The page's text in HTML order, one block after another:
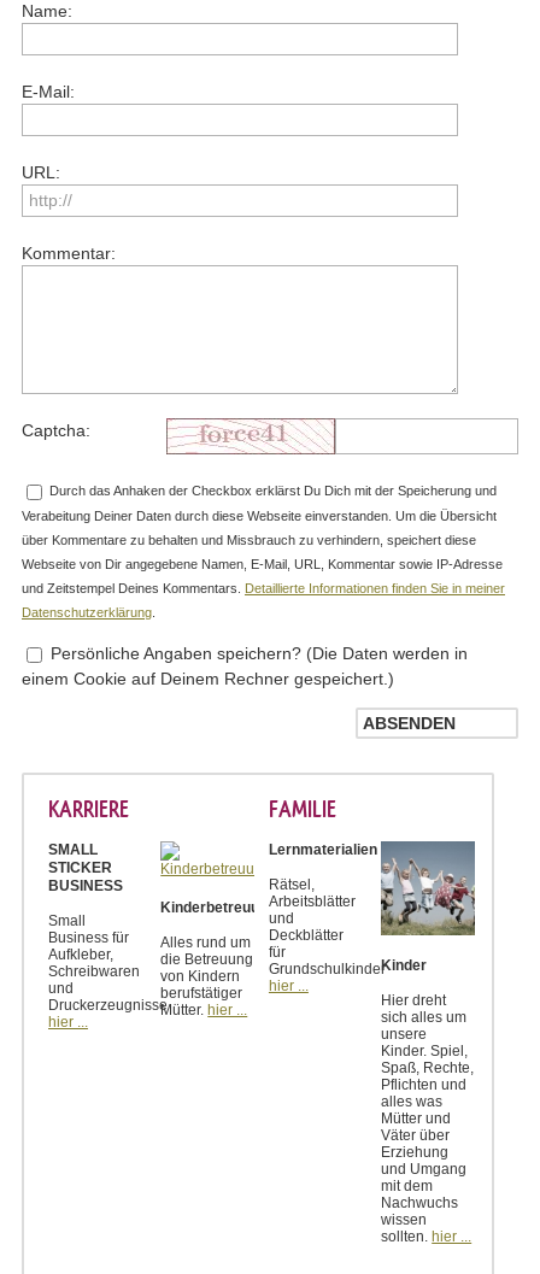
Name:
E-Mail:
URL:
Kommentar:
Captcha:
Durch das Anhaken der Checkbox erklärst Du Dich mit der Speicherung und
Verabeitung Deiner Daten durch diese Webseite einverstanden. Um die Übersicht
über Kommentare zu behalten und Missbrauch zu verhindern, speichert diese
Webseite von Dir angegebene Namen, E-Mail, URL, Kommentar sowie IP-Adresse
und Zeitstempel Deines Kommentars. Detaillierte Informationen finden Sie in meiner
Datenschutzerklärung
Persönliche Angaben speichern? (Die Daten werden in
einem Cookie auf Deinem Rechner gespeichert.)
KARRIERE
SMALL
STICKER
BUSINESS
Small
Business für
Aufkleber,
Schreibwaren
und
Druckerzeugnisse
hier ...
Kinderbetreuung
Alles rund um
die Betreuung
von Kindern
berufstätiger
Mütter.hier ...
FAMILIE
Lernmaterialien
Rätsel,
Arbeitsblätter
und
Deckblätter
für
Grundschulkinder
hier ...
Kinder
Hier dreht
sich alles um
unsere
Kinder. Spiel,
Spaß, Rechte,
Pflichten und
alles was
Mütter und
Väter über
Erziehung
und Umgang
mit dem
Nachwuchs
wissen
sollten.hier ...